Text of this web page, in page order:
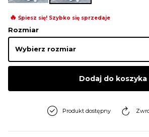
DRESY
MARYNARKI
🔥 Śpiesz się! Szybko się sprzedaje
Rozmiar
Dodaj do koszyka
Produkt dostępny